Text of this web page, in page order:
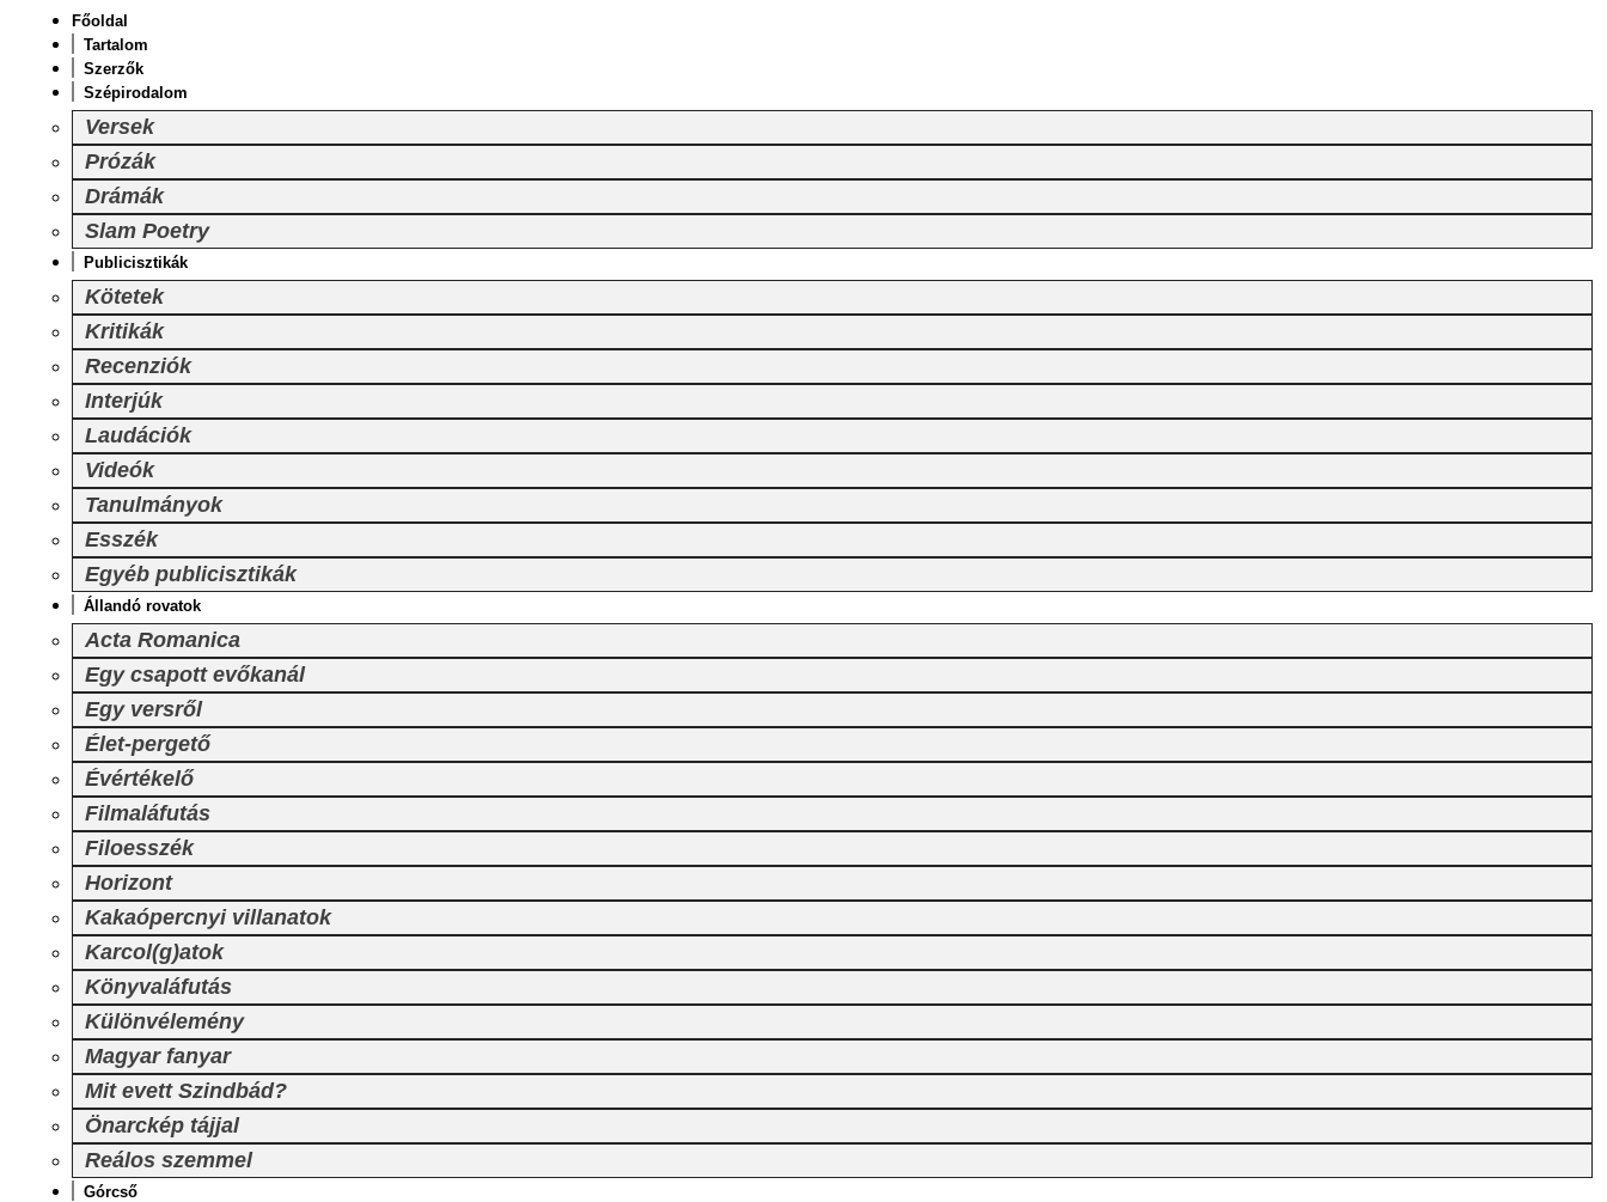
Főoldal
Tartalom
Szerzők
Szépirodalom
Versek
Prózák
Drámák
Slam Poetry
Publicisztikák
Kötetek
Kritikák
Recenziók
Interjúk
Laudációk
Videók
Tanulmányok
Esszék
Egyéb publicisztikák
Állandó rovatok
Acta Romanica
Egy csapott evőkanál
Egy versről
Élet-pergető
Évértékelő
Filmaláfutás
Filoesszék
Horizont
Kakaópercnyi villanatok
Karcol(g)atok
Könyvaláfutás
Különvélemény
Magyar fanyar
Mit evett Szindbád?
Önarckép tájjal
Reálos szemmel
Górcső